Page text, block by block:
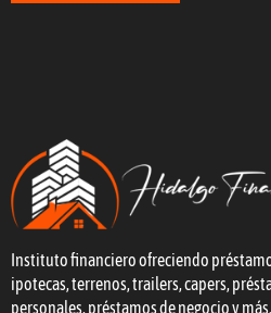
Instituto financiero ofreciendo
ipotecas, terrenos, trailers, capers,
personales, préstamos de negocio y más.